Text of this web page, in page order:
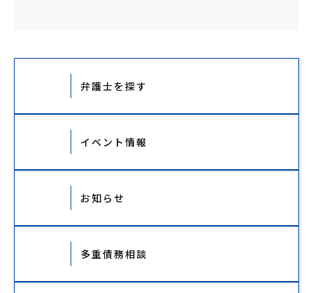
弁護士を探す
イベント情報
お知らせ
多重債務相談